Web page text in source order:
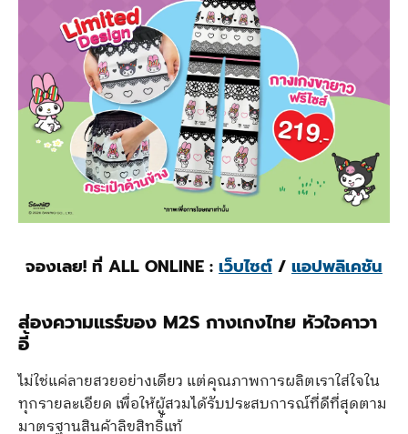
จองเลย! ที่ ALL ONLINE : เว็บไซต์ / แอปพลิเคชัน
ส่องความแรร์ของ M2S กางเกงไทย หัวใจคาวา
อี้
ไม่ใช่แค่ลายสวยอย่างเดียว แต่คุณภาพการผลิตเราใส่ใจใน
ทุกรายละเอียด เพื่อให้ผู้สวมได้รับประสบการณ์ที่ดีที่สุดตาม
มาตรฐานสินค้าลิขสิทธิ์แท้